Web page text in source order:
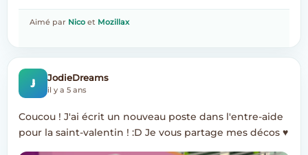
Aimé par Nico et Mozillax
J JodieDreams
il y a 5 ans
Coucou ! J'ai écrit un nouveau poste dans l'entre-aide
pour la saint-valentin ! :D Je vous partage mes décos ♥